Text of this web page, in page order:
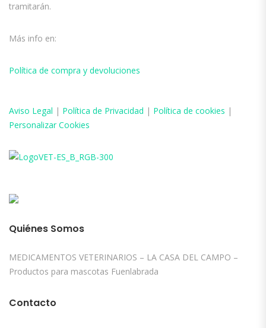
tramitarán.
Más info en:
Política de compra y devoluciones
Aviso Legal | Política de Privacidad | Política de cookies |
Personalizar Cookies
Quiénes Somos
MEDICAMENTOS VETERINARIOS – LA CASA DEL CAMPO –
Productos para mascotas Fuenlabrada
Contacto